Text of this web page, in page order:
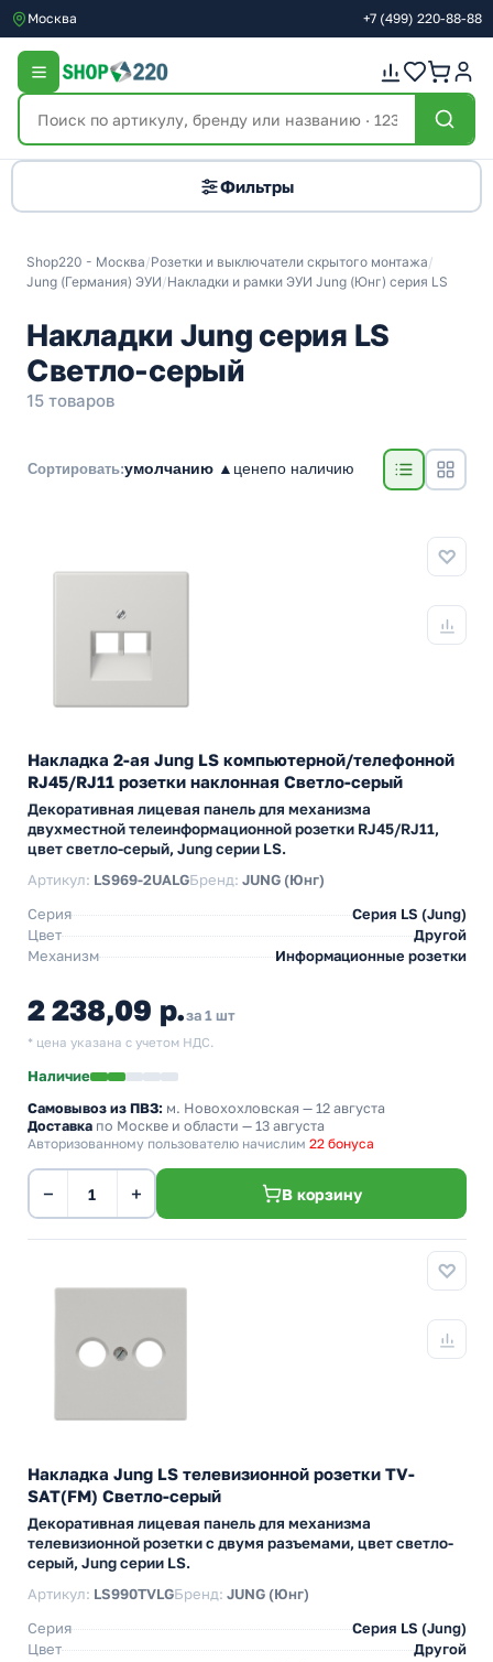
Москва +7 (499) 220-88-88
Фильтры
Shop220 - Москва/Розетки и выключатели скрытого монтажа/
Jung (Германия) ЭУИ/Накладки и рамки ЭУИ Jung (Юнг) серия LS
Накладки Jung серия LS
Светло-серый
15 товаров
Сортировать:умолчанию ▲ ценепо наличию
Накладка 2-ая Jung LS компьютерной/телефонной
RJ45/RJ11 розетки наклонная Светло-серый
Декоративная лицевая панель для механизма
двухместной телеинформационной розетки RJ45/RJ11,
цвет светло-серый, Jung серии LS.
Артикул: LS969-2UALGБренд: JUNG (Юнг)
Серия
Серия LS (Jung)
Цвет
Другой
Механизм
Информационные розетки
2 238,09 р.за 1 шт
* цена указана с учетом НДС.
Наличие
Самовывоз из ПВЗ: м. Новохохловская — 12 августа
Доставка по Москве и области — 13 августа
Авторизованному пользователю начислим 22 бонуса
− + В корзину
Накладка Jung LS телевизионной розетки TV-
SAT(FM) Светло-серый
Декоративная лицевая панель для механизма
телевизионной розетки с двумя разъемами, цвет светло-
серый, Jung серии LS.
Артикул: LS990TVLGБренд: JUNG (Юнг)
Серия
Серия LS (Jung)
Цвет
Другой